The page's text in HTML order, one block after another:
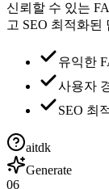
신뢰할 수 있는
고 SEO 최적화된
유익한
사용자
SEO 최
aitdk
Generate
06